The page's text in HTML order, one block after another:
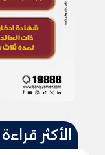
الأكثر قراءة